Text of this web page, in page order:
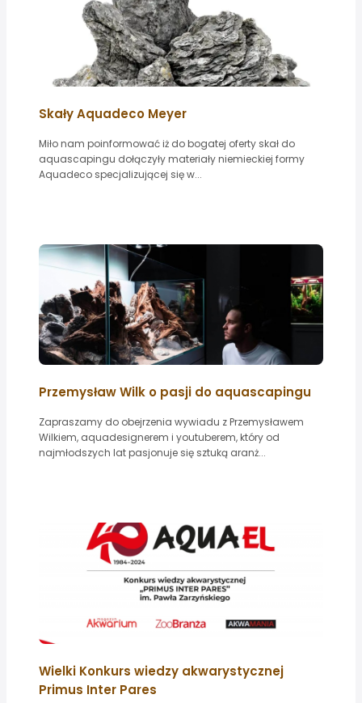
Skały Aquadeco Meyer
Miło nam poinformować iż do bogatej oferty skał do
aquascapingu dołączyły materiały niemieckiej formy
Aquadeco specjalizującej się w...
Przemysław Wilk o pasji do aquascapingu
Zapraszamy do obejrzenia wywiadu z Przemysławem
Wilkiem, aquadesignerem i youtuberem, który od
najmłodszych lat pasjonuje się sztuką aranż...
Wielki Konkurs wiedzy akwarystycznej
Primus Inter Pares